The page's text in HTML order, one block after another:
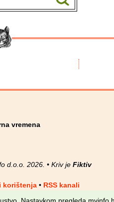
vremena
d.o.o. 2026. • Kriv je Fiktiv
korištenja • RSS kanali